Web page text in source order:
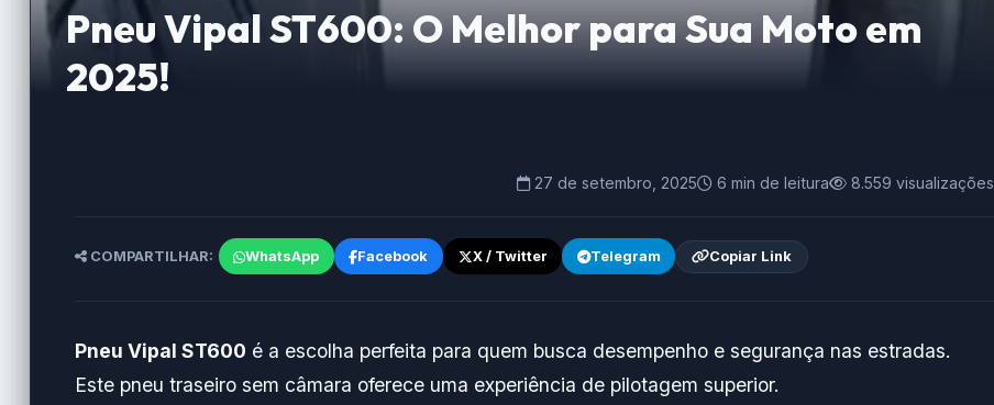
Pneu Vipal ST600: O Melhor para Sua Moto em
2025!
27 de setembro, 2025 6 min de leitura 8.559 visualizações
COMPARTILHAR: WhatsApp Facebook X / Twitter Telegram Copiar Link
Pneu Vipal ST600 é a escolha perfeita para quem busca desempenho e segurança nas estradas.
Este pneu traseiro sem câmara oferece uma experiência de pilotagem superior.